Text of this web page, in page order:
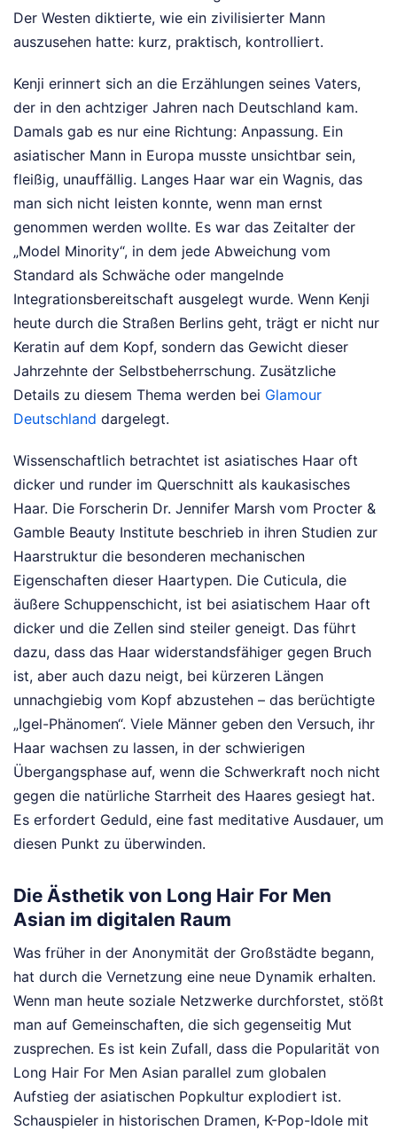
Der Westen diktierte, wie ein zivilisierter Mann
auszusehen hatte: kurz, praktisch, kontrolliert.
Kenji erinnert sich an die Erzählungen seines Vaters,
der in den achtziger Jahren nach Deutschland kam.
Damals gab es nur eine Richtung: Anpassung. Ein
asiatischer Mann in Europa musste unsichtbar sein,
fleißig, unauffällig. Langes Haar war ein Wagnis, das
man sich nicht leisten konnte, wenn man ernst
genommen werden wollte. Es war das Zeitalter der
„Model Minority“, in dem jede Abweichung vom
Standard als Schwäche oder mangelnde
Integrationsbereitschaft ausgelegt wurde. Wenn Kenji
heute durch die Straßen Berlins geht, trägt er nicht nur
Keratin auf dem Kopf, sondern das Gewicht dieser
Jahrzehnte der Selbstbeherrschung. Zusätzliche
Details zu diesem Thema werden bei Glamour
Deutschland dargelegt.
Wissenschaftlich betrachtet ist asiatisches Haar oft
dicker und runder im Querschnitt als kaukasisches
Haar. Die Forscherin Dr. Jennifer Marsh vom Procter &
Gamble Beauty Institute beschrieb in ihren Studien zur
Haarstruktur die besonderen mechanischen
Eigenschaften dieser Haartypen. Die Cuticula, die
äußere Schuppenschicht, ist bei asiatischem Haar oft
dicker und die Zellen sind steiler geneigt. Das führt
dazu, dass das Haar widerstandsfähiger gegen Bruch
ist, aber auch dazu neigt, bei kürzeren Längen
unnachgiebig vom Kopf abzustehen – das berüchtigte
„Igel-Phänomen“. Viele Männer geben den Versuch, ihr
Haar wachsen zu lassen, in der schwierigen
Übergangsphase auf, wenn die Schwerkraft noch nicht
gegen die natürliche Starrheit des Haares gesiegt hat.
Es erfordert Geduld, eine fast meditative Ausdauer, um
diesen Punkt zu überwinden.
Die Ästhetik von Long Hair For Men
Asian im digitalen Raum
Was früher in der Anonymität der Großstädte begann,
hat durch die Vernetzung eine neue Dynamik erhalten.
Wenn man heute soziale Netzwerke durchforstet, stößt
man auf Gemeinschaften, die sich gegenseitig Mut
zusprechen. Es ist kein Zufall, dass die Popularität von
Long Hair For Men Asian parallel zum globalen
Aufstieg der asiatischen Popkultur explodiert ist.
Schauspieler in historischen Dramen, K-Pop-Idole mit